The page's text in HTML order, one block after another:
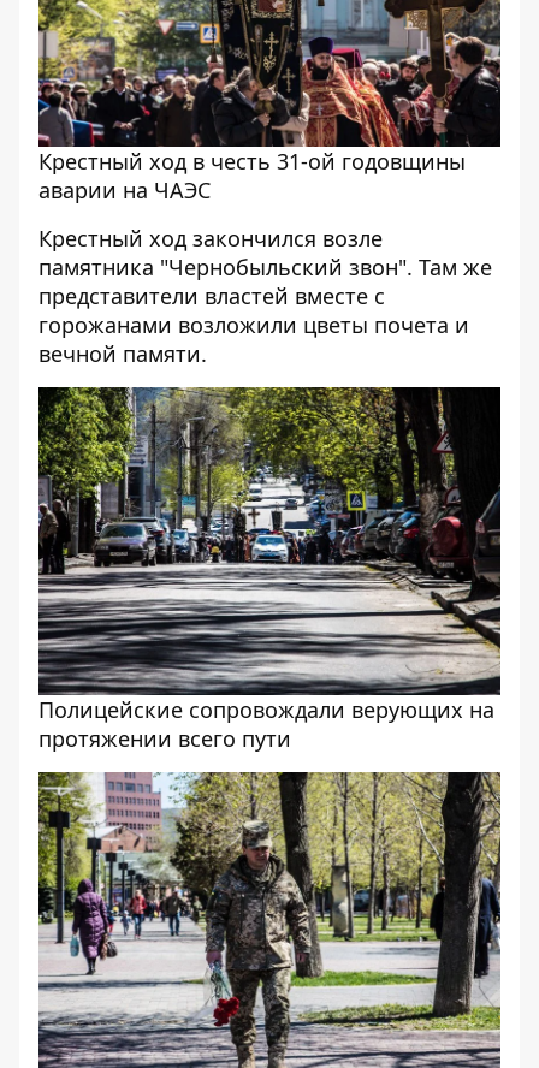
Крестный ход в честь 31-ой годовщины
аварии на ЧАЭС
Крестный ход закончился возле
памятника "Чернобыльский звон". Там же
представители властей вместе с
горожанами возложили цветы почета и
вечной памяти.
Полицейские сопровождали верующих на
протяжении всего пути